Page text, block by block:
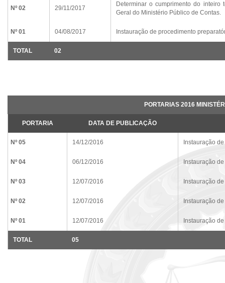
TOTAL 02
Nº 02 29/11/2017
Determinar o cumprimento do inteiro
Geral do Ministério Público de Contas.
Nº 01 04/08/2017 Instauração de procedimento
PORTARIAS 2016
PORTARIA DATA DE PUBLICAÇÃO
TOTAL 05
Nº 05 14/12/2016 Instauração
Nº 04 06/12/2016 Instauração
Nº 03 12/07/2016 Instauração
Nº 02 12/07/2016 Instauração
Nº 01 12/07/2016 Instauração